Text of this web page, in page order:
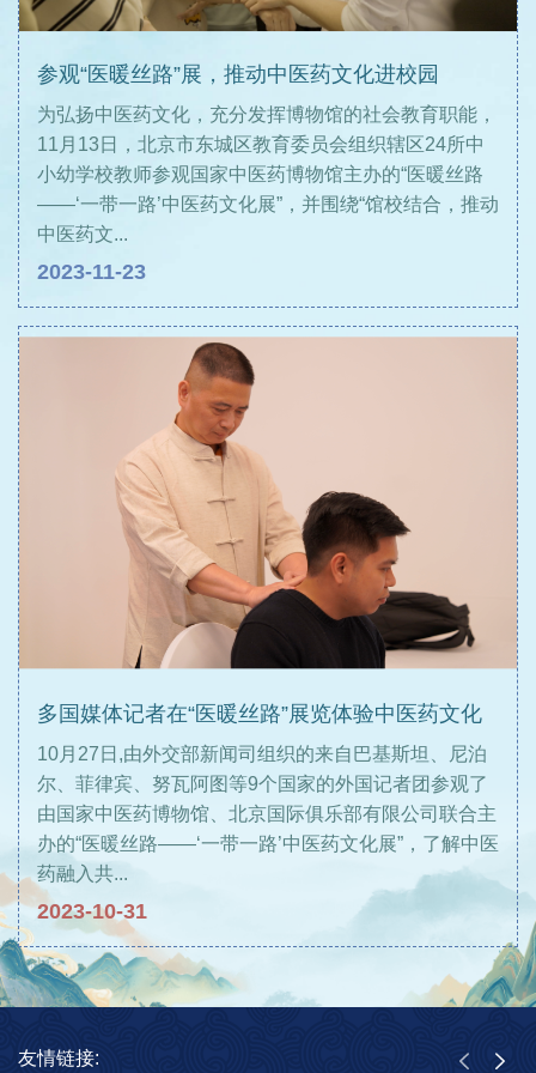
参观“医暖丝路”展，推动中医药文化进校园
为弘扬中医药文化，充分发挥博物馆的社会教育职能，
11月13日，北京市东城区教育委员会组织辖区24所中
小幼学校教师参观国家中医药博物馆主办的“医暖丝路
——‘一带一路’中医药文化展”，并围绕“馆校结合，推动
中医药文...
2023-11-23
多国媒体记者在“医暖丝路”展览体验中医药文化
10月27日,由外交部新闻司组织的来自巴基斯坦、尼泊
尔、菲律宾、努瓦阿图等9个国家的外国记者团参观了
由国家中医药博物馆、北京国际俱乐部有限公司联合主
办的“医暖丝路——‘一带一路’中医药文化展”，了解中医
药融入共...
2023-10-31
友情链接: